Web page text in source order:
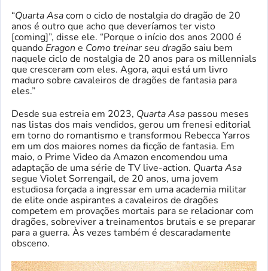
“Quarta Asacom o ciclo de nostalgia do dragão de 20
anos é outro que acho que deveríamos ter visto
[coming]”, disse ele. “Porque o início dos anos 2000 é
quando Eragon e Como treinar seu dragão saiu bem
naquele ciclo de nostalgia de 20 anos para os millennials
que cresceram com eles. Agora, aqui está um livro
maduro sobre cavaleiros de dragões de fantasia para
eles.”
Desde sua estreia em 2023, Quarta Asa passou meses
nas listas dos mais vendidos, gerou um frenesi editorial
em torno do romantismo e transformou Rebecca Yarros
em um dos maiores nomes da ficção de fantasia. Em
maio, o Prime Video da Amazon encomendou uma
adaptação de uma série de TV live-action. Quarta Asa
segue Violet Sorrengail, de 20 anos, uma jovem
estudiosa forçada a ingressar em uma academia militar
de elite onde aspirantes a cavaleiros de dragões
competem em provações mortais para se relacionar com
dragões, sobreviver a treinamentos brutais e se preparar
para a guerra. Às vezes também é descaradamente
obsceno.